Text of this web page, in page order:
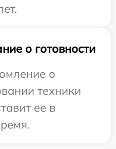
о готовности
о
техники
ее в